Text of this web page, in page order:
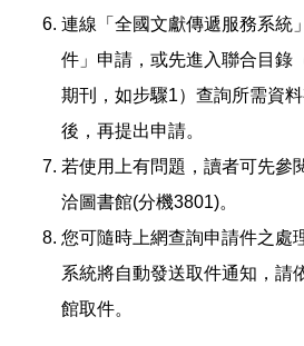
連線「全國文獻傳遞服務系統
件」申請，或先進入聯合目錄
期刊，如步驟1）查詢所需資
後，再提出申請。
若使用上有問題，讀者可先參
洽圖書館(分機3801)。
您可隨時上網查詢申請件之處
系統將自動發送取件通知，請
館取件。